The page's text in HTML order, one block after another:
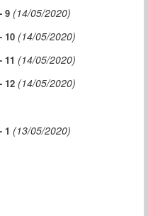
9 (14/05/2020)
10 (14/05/2020)
11 (14/05/2020)
12 (14/05/2020)
1 (13/05/2020)